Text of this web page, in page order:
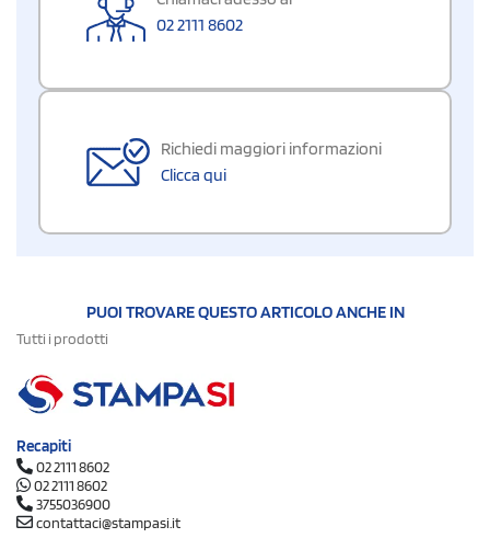
02 2111 8602
Richiedi maggiori informazioni
Clicca qui
PUOI TROVARE QUESTO ARTICOLO ANCHE IN
Tutti i prodotti
Recapiti
02 2111 8602
02 2111 8602
3755036900
contattaci@stampasi.it